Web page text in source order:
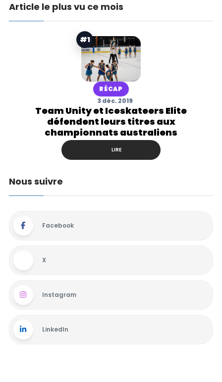
Article le plus vu ce mois
#1
RÉCAP
3 déc. 2019
Team Unity et Iceskateers Elite
défendent leurs titres aux
championnats australiens
LIRE
Nous suivre
Facebook
X
Instagram
LinkedIn